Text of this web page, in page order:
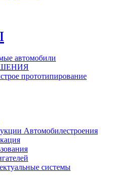
автомобили
прототипирование
Автомобилестроения
системы